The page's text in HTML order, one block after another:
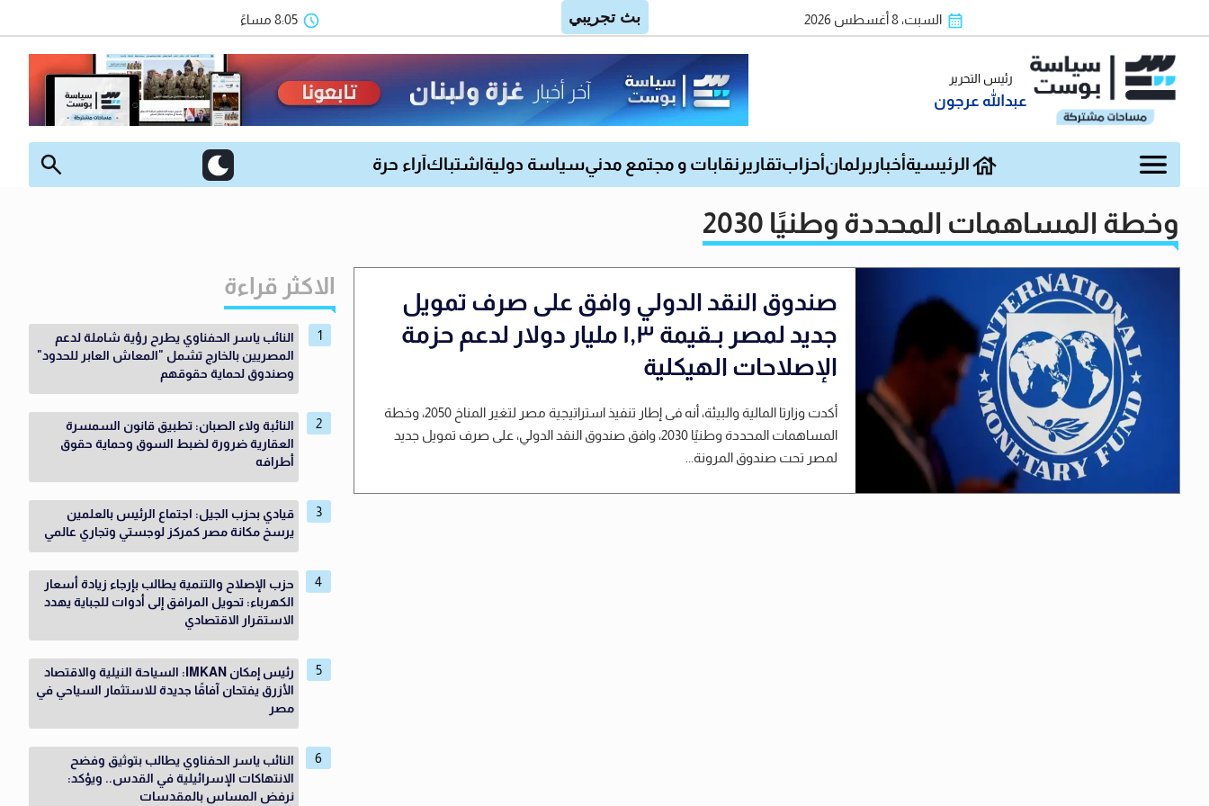
السبت، 8 أغسطس 2026 8:05 مساءً
رئيس التحرير
عبدالله عرجون
الرئيسية أخبار برلمان أحزابتقارير نقابات و مجتمع مدنيسياسة دولية اشتباك آراء حرة
وخطة المساهمات المحددة وطنيًا 2030
صندوق النقد الدولي وافق على صرف تمويل
جديد لمصر بـقيمة ١,٣ مليار دولار لدعم حزمة
الإصلاحات الهيكلية
أكدت وزارتا المالية والبيئة، أنه فى إطار تنفيذ استراتيجية مصر لتغير المناخ 2050، وخطة
المساهمات المحددة وطنيًا 2030، وافق صندوق النقد الدولي، على صرف تمويل جديد
لمصر تحت صندوق المرونة...
الاكثر قراءة
النائب ياسر الحفناوي يطرح رؤية شاملة لدعم
المصريين بالخارج تشمل "المعاش العابر للحدود"
وصندوق لحماية حقوقهم
النائبة ولاء الصبان: تطبيق قانون السمسرة
العقارية ضرورة لضبط السوق وحماية حقوق
أطرافه
قيادي بحزب الجيل: اجتماع الرئيس بالعلمين
يرسخ مكانة مصر كمركز لوجستي وتجاري عالمي
حزب الإصلاح والتنمية يطالب بإرجاء زيادة أسعار
الكهرباء: تحويل المرافق إلى أدوات للجباية يهدد
الاستقرار الاقتصادي
رئيس إمكان IMKAN: السياحة النيلية والاقتصاد
الأزرق يفتحان آفاقًا جديدة للاستثمار السياحي في
مصر
النائب ياسر الحفناوي يطالب بتوثيق وفضح
الانتهاكات الإسرائيلية في القدس.. ويؤكد:
نرفض المساس بالمقدسات